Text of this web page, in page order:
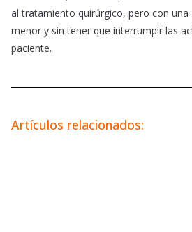
al tratamiento quirúrgico, pero con una
menor y sin tener que interrumpir las
paciente.
Artículos relacionados: